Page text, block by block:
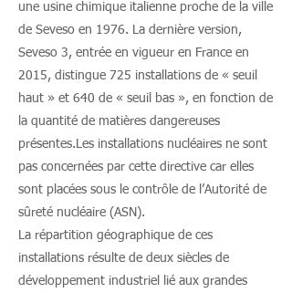
une usine chimique italienne proche de la ville
de Seveso en 1976. La dernière version,
Seveso 3, entrée en vigueur en France en
2015, distingue 725 installations de « seuil
haut » et 640 de « seuil bas », en fonction de
la quantité de matières dangereuses
présentes.Les installations nucléaires ne sont
pas concernées par cette directive car elles
sont placées sous le contrôle de l’Autorité de
sûreté nucléaire (ASN).
La répartition géographique de ces
installations résulte de deux siècles de
développement industriel lié aux grandes